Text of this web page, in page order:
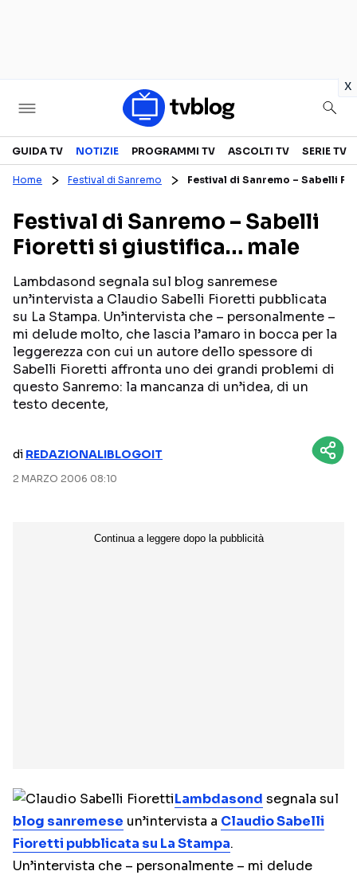
x
Televisione
CANALI TV
PROGRAMMI TV
PERSONAGGI TV
SERIE TV
REALITY SHOW
FICTION
Streaming
NETFLIX
AMAZON PRIME VIDEO
MEDIASET INFINITY
GUIDA TV NOTIZIE PROGRAMMI TV ASCOLTI TV SERIE TV
Home Festival di Sanremo Festival di Sanremo – Sabelli
Festival di Sanremo – Sabelli
Fioretti si giustifica… male
Lambdasond segnala sul blog sanremese
un’intervista a Claudio Sabelli Fioretti pubblicata
su La Stampa. Un’intervista che – personalmente –
mi delude molto, che lascia l’amaro in bocca per la
leggerezza con cui un autore dello spessore di
Sabelli Fioretti affronta uno dei grandi problemi di
questo Sanremo: la mancanza di un’idea, di un
testo decente,
di REDAZIONALIBLOGOIT
2 MARZO 2006 08:10
Lambdasond segnala sul
blog sanremese un’intervista a Claudio Sabelli
Fioretti pubblicata su La Stampa.
Un’intervista che – personalmente – mi delude